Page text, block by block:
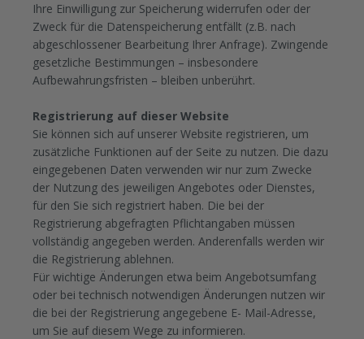
Ihre Einwilligung zur Speicherung widerrufen oder der
Zweck für die Datenspeicherung entfällt (z.B. nach
abgeschlossener Bearbeitung Ihrer Anfrage). Zwingende
gesetzliche Bestimmungen – insbesondere
Aufbewahrungsfristen – bleiben unberührt.
Registrierung auf dieser Website
Sie können sich auf unserer Website registrieren, um
zusätzliche Funktionen auf der Seite zu nutzen. Die dazu
eingegebenen Daten verwenden wir nur zum Zwecke
der Nutzung des jeweiligen Angebotes oder Dienstes,
für den Sie sich registriert haben. Die bei der
Registrierung abgefragten Pflichtangaben müssen
vollständig angegeben werden. Anderenfalls werden wir
die Registrierung ablehnen.
Für wichtige Änderungen etwa beim Angebotsumfang
oder bei technisch notwendigen Änderungen nutzen wir
die bei der Registrierung angegebene E- Mail-Adresse,
um Sie auf diesem Wege zu informieren.